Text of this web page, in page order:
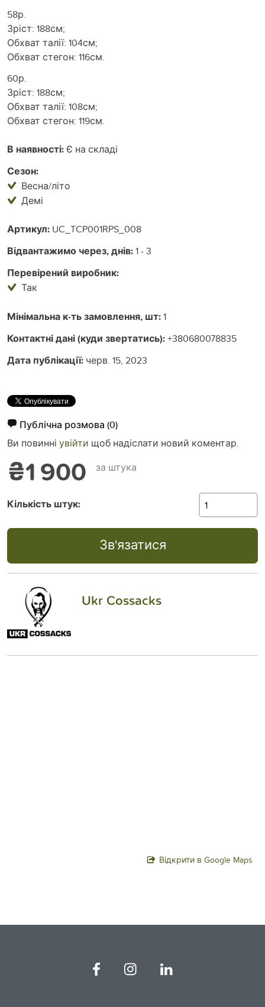
58р.
Зріст: 188см;
Обхват талії: 104см;
Обхват стегон: 116см.
60р.
Зріст: 188см;
Обхват талії: 108см;
Обхват стегон: 119см.
В наявності: Є на складі
Сезон:
Весна/літо
Демі
Артикул: UC_TCP001RPS_008
Відвантажимо через, днів:1 - 3
Перевірений виробник:
Так
Мінімальна к-ть замовлення, шт:1
Контактні дані (куди звертатись):+380680078835
Дата публікації: черв. 15, 2023
Публічна розмова (0)
Ви повинні увійти щоб надіслати новий коментар.
₴1 900 за штука
Кількість штук:
Зв'язатися
Ukr Cossacks
Відкрити в Google Maps